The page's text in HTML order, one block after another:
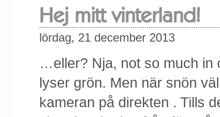
Hej mitt vinterland!
lördag, 21 december 2013
…eller? Nja, not so much
lyser grön. Men när snön
kameran på direkten . Tills